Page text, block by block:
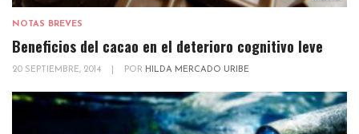
NOTAS BREVES
Beneficios del cacao en el deterioro cognitivo leve
20 SEPTIEMBRE, 2014 POR HILDA MERCADO URIBE